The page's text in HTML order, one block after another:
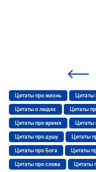
Цитаты про жизнь
Цитаты о людях Цитаты
Цитаты про время Цитаты
Цитаты про душу Цитаты
Цитаты про Бога Цитаты
Цитаты про слова Цитаты